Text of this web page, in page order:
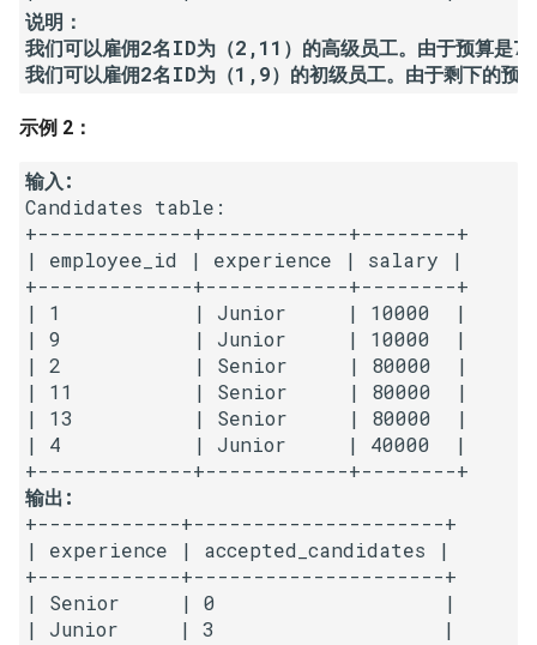
29. 顺时针打印矩阵
32.1. 从上到下打印二叉树
32.2. 从上到下打印二叉树 II
32.3. 从上到下打印二叉树 III
33. 二叉搜索树的后序遍历序
列
34. 二叉树中和为某一值的路
径
35. 复杂链表的复制
36. 二叉搜索树与双向链表
24. 反转链表
27. 回文链表
28. 展平多级双向链表
29. 排序的循环链表
30. 插入、删除和随机访问都
是 O(1) 的容器
31. 最近最少使用缓存
32. 有效的变位词
33. 变位词组
4.4. 检查平衡性
4.5. 合法二叉搜索树
4.6. 后继者
4.8. 首个共同祖先
4.9. 二叉搜索树序列
4.10. 检查子树
4.12. 求和路径
5.1. 插入
5.2. 二进制数转字符串
5.3. 翻转数位
5.4. 下一个数
说明：
我们可以雇佣2名ID为（2,11）的高级员工。由于预算是7
示例 2：
输入:
Candidates table:
+-------------+------------+--------+
| employee_id | experience | salary |
+-------------+------------+--------+
| 1           | Junior     | 10000  |
| 9           | Junior     | 10000  |
| 2           | Senior     | 80000  |
| 11          | Senior     | 80000  |
| 13          | Senior     | 80000  |
| 4           | Junior     | 40000  |
输出:
+------------+---------------------+
| experience | accepted_candidates |
+------------+---------------------+
| Senior     | 0                   |
| Junior     | 3                   |